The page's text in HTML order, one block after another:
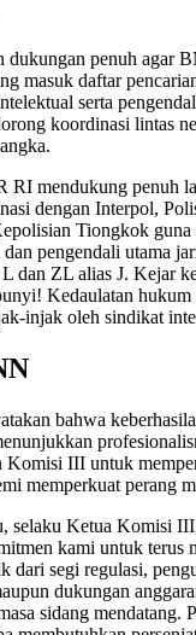
penuh agar
masuk daftar
serta
koordinasi lintas
RI mendukung penuh
dengan Interpol,
Tiongkok guna
pengendali utama
dan ZL alias J. Kejar
Kedaulatan hukum
injak oleh sindikat
bahwa
Komisi III untuk
memperkuat perang
selaku Ketua Komisi
kami untuk terus
dari segi regulasi,
dukungan
sidang mendatang.